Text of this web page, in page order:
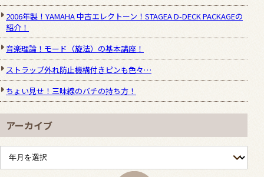
2006年製！YAMAHA 中古エレクトーン！STAGEA D-DECK PACKAGEの
紹介！
音楽理論！モード（旋法）の基本講座！
ストラップ外れ防止機構付きピンも色々…
ちょい見せ！三味線のバチの持ち方！
アーカイブ